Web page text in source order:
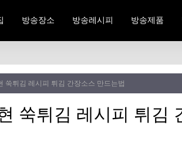
방송장소 방송레시피 방송제품
쑥튀김 레시피 튀김 간장소스 만드는법
쑥튀김 레시피 튀김